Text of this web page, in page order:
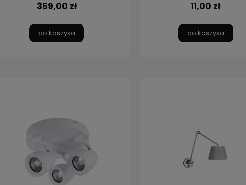
359,00 zł
do koszyka
11,00 zł
do koszyka